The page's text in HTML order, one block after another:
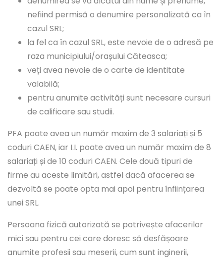
nefiind permisă o denumire personalizată ca în
cazul SRL;
la fel ca în cazul SRL, este nevoie de o adresă pe
raza municipiului/orașului Căteasca;
veți avea nevoie de o carte de identitate
valabilă;
pentru anumite activități sunt necesare cursuri
de calificare sau studii.
PFA poate avea un număr maxim de 3 salariați și 5
coduri CAEN, iar I.I. poate avea un număr maxim de 8
salariați și de 10 coduri CAEN. Cele două tipuri de
firme au aceste limitări, astfel dacă afacerea se
dezvoltă se poate opta mai apoi pentru înființarea
unei SRL.
Persoana fizică autorizată se potrivește afacerilor
mici sau pentru cei care doresc să desfășoare
anumite profesii sau meserii, cum sunt inginerii,